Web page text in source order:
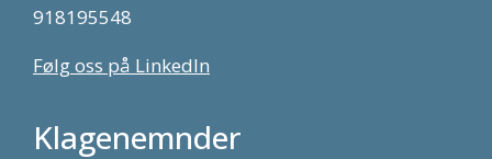
918195548
Følg oss på LinkedIn
Klagenemnder